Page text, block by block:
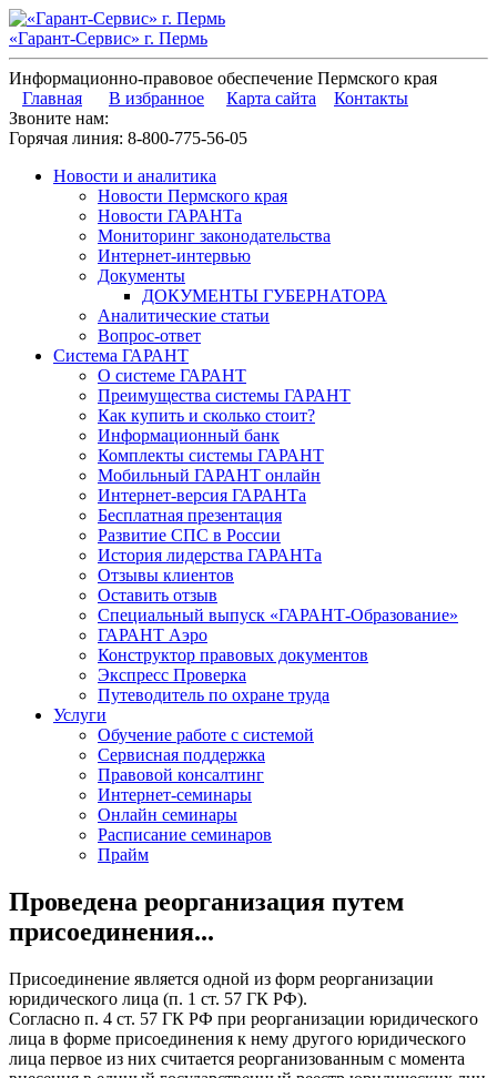
«Гарант-Сервис» г. Пермь
Информационно-правовое обеспечение Пермского края
Главная
В избранное Карта сайта
Контакты
Звоните нам:
Горячая линия: 8-800-775-56-05
Новости и аналитика
Новости Пермского края
Новости ГАРАНТа
Мониторинг законодательства
Интернет-интервью
Документы
ДОКУМЕНТЫ ГУБЕРНАТОРА
Аналитические статьи
Вопрос-ответ
Система ГАРАНТ
О системе ГАРАНТ
Преимущества системы ГАРАНТ
Как купить и сколько стоит?
Информационный банк
Комплекты системы ГАРАНТ
Мобильный ГАРАНТ онлайн
Интернет-версия ГАРАНТа
Бесплатная презентация
Развитие СПС в России
История лидерства ГАРАНТа
Отзывы клиентов
Оставить отзыв
Специальный выпуск «ГАРАНТ-Образование»
ГАРАНТ Аэро
Конструктор правовых документов
Экспресс Проверка
Путеводитель по охране труда
Услуги
Обучение работе с системой
Сервисная поддержка
Правовой консалтинг
Интернет-семинары
Онлайн семинары
Расписание семинаров
Прайм
Проведена реорганизация путем
присоединения...
Присоединение является одной из форм реорганизации
юридического лица (п. 1 ст. 57 ГК РФ).
Согласно п. 4 ст. 57 ГК РФ при реорганизации юридического
лица в форме присоединения к нему другого юридического
лица первое из них считается реорганизованным с момента